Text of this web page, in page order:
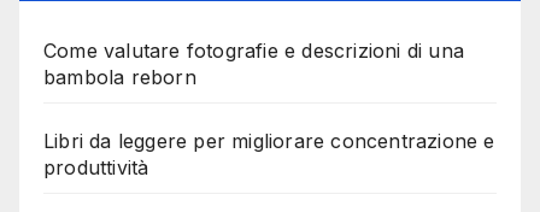
Come valutare fotografie e descrizioni di una
bambola reborn
Libri da leggere per migliorare concentrazione e
produttività